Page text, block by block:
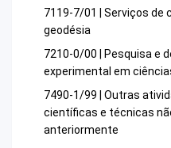
7119-7/01 | Serviços de
geodésia
7210-0/00 | Pesquisa e
experimental em
7490-1/99 | Outras
científicas e técnicas
anteriormente